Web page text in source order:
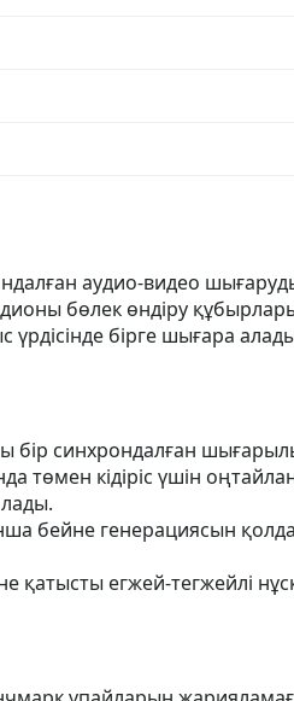
аудио-видео
бөлек өндіру
бірге шығара
синхрондалған
төмен кідіріс үшін
бейне генерациясын
егжей-тегжейлі